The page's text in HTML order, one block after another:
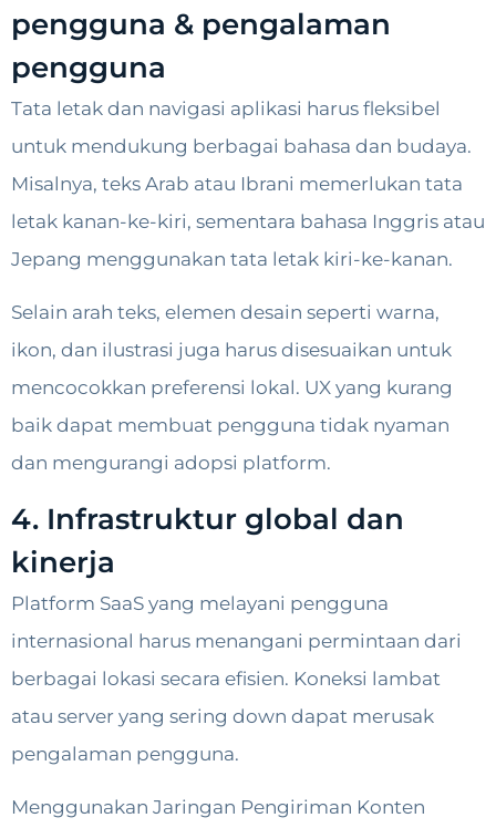
pengguna & pengalaman
pengguna
Tata letak dan navigasi aplikasi harus fleksibel
untuk mendukung berbagai bahasa dan budaya.
Misalnya, teks Arab atau Ibrani memerlukan tata
letak kanan-ke-kiri, sementara bahasa Inggris atau
Jepang menggunakan tata letak kiri-ke-kanan.
Selain arah teks, elemen desain seperti warna,
ikon, dan ilustrasi juga harus disesuaikan untuk
mencocokkan preferensi lokal. UX yang kurang
baik dapat membuat pengguna tidak nyaman
dan mengurangi adopsi platform.
4. Infrastruktur global dan
kinerja
Platform SaaS yang melayani pengguna
internasional harus menangani permintaan dari
berbagai lokasi secara efisien. Koneksi lambat
atau server yang sering down dapat merusak
pengalaman pengguna.
Menggunakan Jaringan Pengiriman Konten